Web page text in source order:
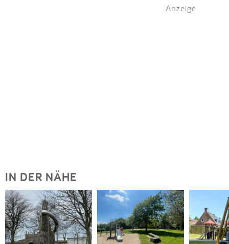
Anzeige
IN DER NÄHE